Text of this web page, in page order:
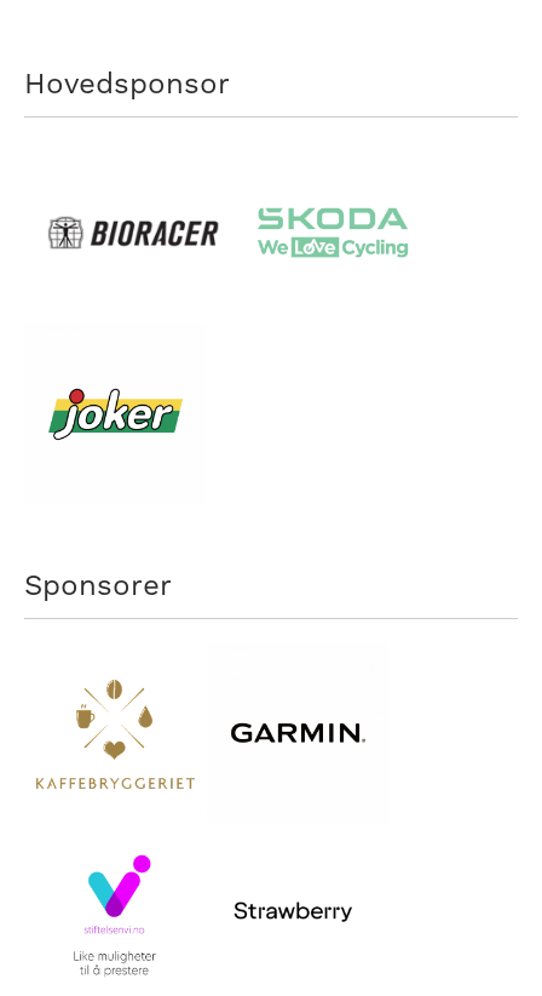
Hovedsponsor
Sponsorer